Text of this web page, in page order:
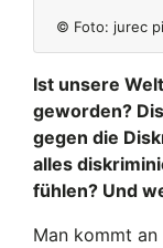
© Foto: jurec
Ist unsere
geworden?
gegen die
alles
fühlen? Und
Man kommt an